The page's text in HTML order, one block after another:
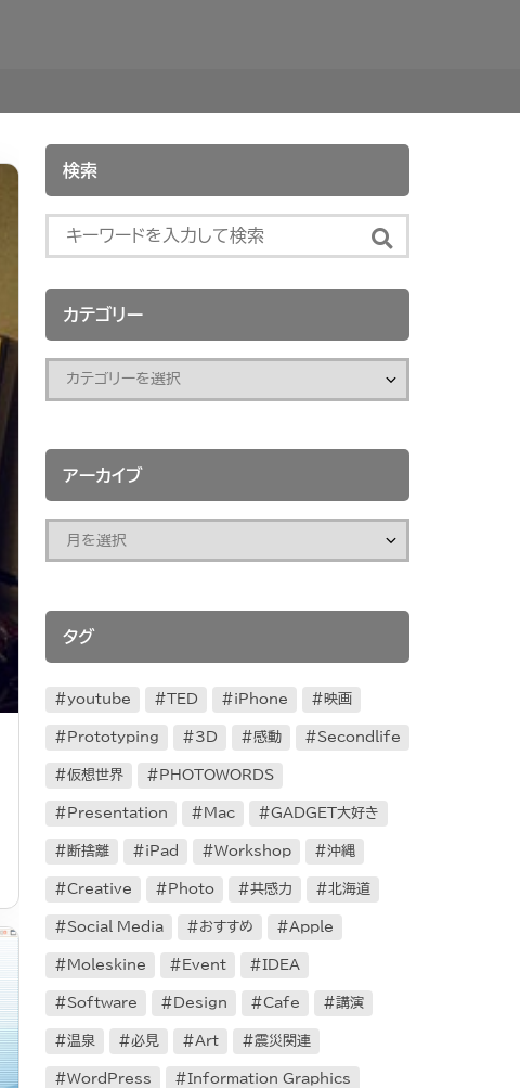
検索
カテゴリー
アーカイブ
タグ
youtube TED iPhone 映画
Prototyping 3D 感動 Secondlife
仮想世界 PHOTOWORDS
Presentation Mac GADGET大好き
断捨離 iPad Workshop 沖縄
Creative Photo 共感力 北海道
Social Media おすすめ Apple
Moleskine Event IDEA
Software Design Cafe 講演
温泉 必見 Art 震災関連
WordPress Information Graphics